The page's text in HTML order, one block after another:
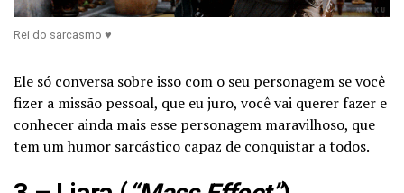
Rei do sarcasmo ♥
Ele só conversa sobre isso com o seu personagem se você
fizer a missão pessoal, que eu juro, você vai querer fazer e
conhecer ainda mais esse personagem maravilhoso, que
tem um humor sarcástico capaz de conquistar a todos.